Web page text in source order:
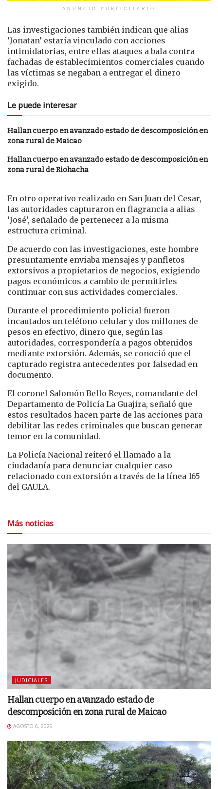
ANUNCIO PUBLICITARIO
Las investigaciones también indican que alias
‘Jonatan’ estaría vinculado con acciones
intimidatorias, entre ellas ataques a bala contra
fachadas de establecimientos comerciales cuando
las víctimas se negaban a entregar el dinero
exigido.
Le puede interesar
Hallan cuerpo en avanzado estado de descomposición en
zona rural de Maicao
Hallan cuerpo en avanzado estado de descomposición en
zona rural de Riohacha
En otro operativo realizado en San Juan del Cesar,
las autoridades capturaron en flagrancia a alias
‘José’, señalado de pertenecer a la misma
estructura criminal.
De acuerdo con las investigaciones, este hombre
presuntamente enviaba mensajes y panfletos
extorsivos a propietarios de negocios, exigiendo
pagos económicos a cambio de permitirles
continuar con sus actividades comerciales.
Durante el procedimiento policial fueron
incautados un teléfono celular y dos millones de
pesos en efectivo, dinero que, según las
autoridades, correspondería a pagos obtenidos
mediante extorsión. Además, se conoció que el
capturado registra antecedentes por falsedad en
documento.
El coronel Salomón Bello Reyes, comandante del
Departamento de Policía La Guajira, señaló que
estos resultados hacen parte de las acciones para
debilitar las redes criminales que buscan generar
temor en la comunidad.
La Policía Nacional reiteró el llamado a la
ciudadanía para denunciar cualquier caso
relacionado con extorsión a través de la línea 165
del GAULA.
Más noticias
JUDICIALES
Hallan cuerpo en avanzado estado de
descomposición en zona rural de Maicao
AGOSTO 6, 2026